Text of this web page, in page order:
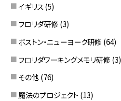
イギリス (5)
フロリダ研修 (3)
ボストン・ニューヨーク研修 (64)
フロリダワーキングメモリ研修 (3)
その他 (76)
魔法のプロジェクト (13)